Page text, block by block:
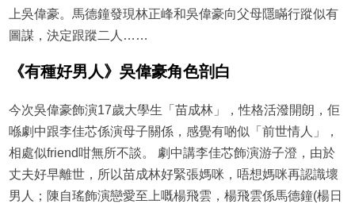
上吳偉豪。馬德鐘發現林正峰和吳偉豪向父母隱瞞行蹤似有
圖謀，決定跟蹤二人……
《有種好男人》吳偉豪角色剖白
今次吳偉豪飾演17歲大學生「苗成林」，性格活潑開朗，佢
喺劇中跟李佳芯係演母子關係，感覺有啲似「前世情人」，
相處似friend咁無所不談。 劇中講李佳芯飾演游子澄，由於
丈夫好早離世，所以苗成林好緊張媽咪，唔想媽咪再認識壞
男人；陳自瑤飾演戀愛至上嘅楊飛雲，楊飛雲係馬德鐘(楊日